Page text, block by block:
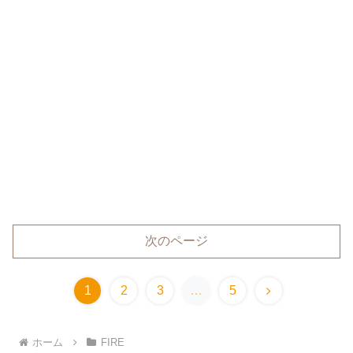
次のページ
1 2 3 … 5
次
ホーム FIRE